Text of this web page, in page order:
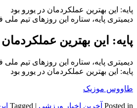
پایه:‌ این بهترین عملکردمان در یورو بود
دیمیتری پایه، ستاره این روزهای تیم ملی
پایه:‌ این بهترین
دیمیتری پایه، ستاره این روزهای تیم ملی
پایه:‌ این بهترین عملکردمان در یورو بود
طاووس موزیک
Posted in آخرین اخبار ورزشی |
Tagged